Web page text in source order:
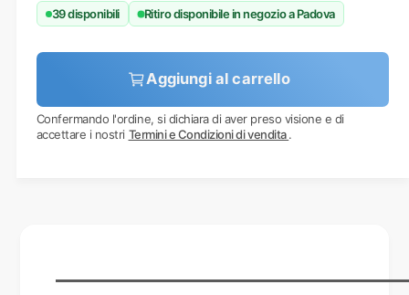
39 disponibili Ritiro disponibile in negozio a Padova
Aggiungi al carrello
Confermando l'ordine, si dichiara di aver preso visione e di
accettare i nostri Termini e Condizioni di vendita.